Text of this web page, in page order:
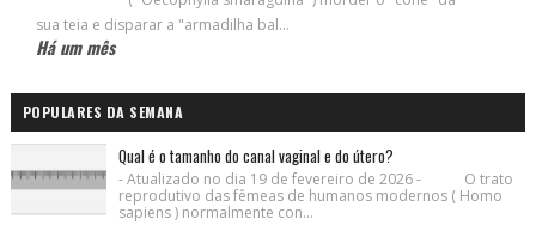
sua teia e disparar a "armadilha bal...
Há um mês
POPULARES DA SEMANA
Qual é o tamanho do canal vaginal e do útero?
- Atualizado no dia 19 de fevereiro de 2026 - O trato
reprodutivo das fêmeas de humanos modernos ( Homo
sapiens ) normalmente con...